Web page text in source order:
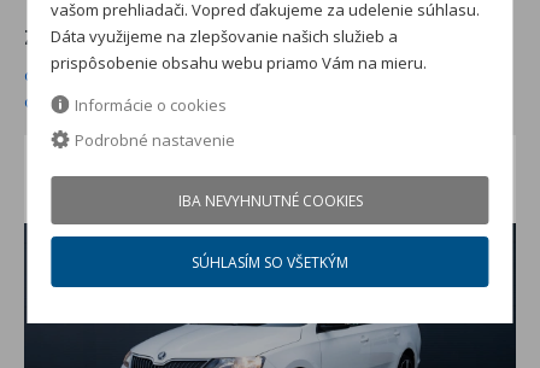
Zoradiť podľa:
od najnižšej ceny skladom
od najvyššej ceny skladom
od najvyššej zľavy
od najnižšej ceny
Škoda Rapid 1.2 TSI
jazdené auto (rok 2015, 158147 km)
vašom prehliadači. Vopred ďakujeme za udelenie súhlasu.
Dáta využijeme na zlepšovanie našich služieb a
prispôsobenie obsahu webu priamo Vám na mieru.
Informácie o cookies
Podrobné nastavenie
IBA NEVYHNUTNÉ COOKIES
SÚHLASÍM SO VŠETKÝM